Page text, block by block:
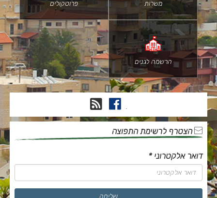
משרות פרוטקולים
הרשמה לגנים
.
פייסבוקRSS
הצטרף לרשימת התפוצה
דואר אלקטרוני*